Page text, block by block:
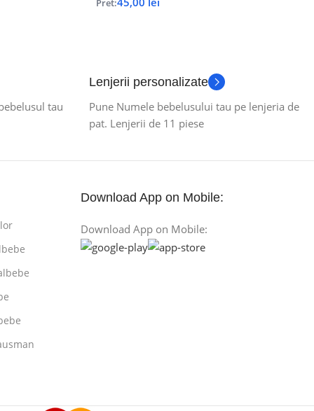
Pret:
tau
Lenjerii personalizate
Pune Numele bebelusului tau pe lenjeria de
pat. Lenjerii de 11 piese
Download App on Mobile:
Download App on Mobile: